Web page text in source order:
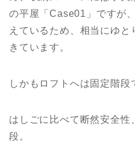
の平屋「Case01」ですが
えているため、相当にゆ
きています。
しかもロフトへは固定階段
はしごに比べて断然安全性
段。